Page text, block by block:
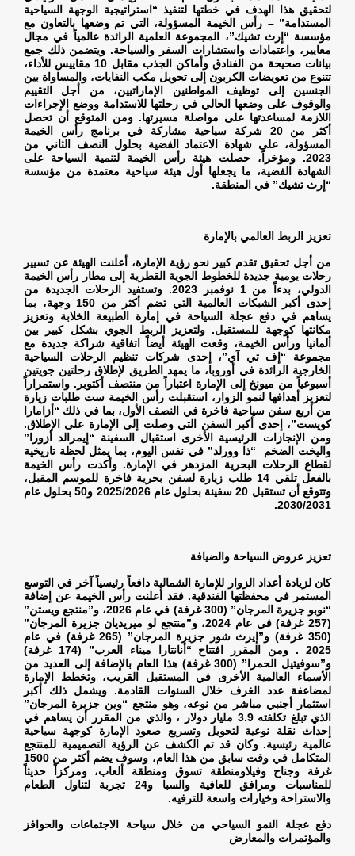
لتحقيق هذا الهدف في خطتها لتنفيذ “استراتيجية الوجهة السياحية
المستدامة” – رأس الخيمة المسؤولة، التي تم وضعها بالتعاون مع
مؤسسة “إرث تشيك”، المجموعة العلمية الرائدة عالمياً في مجال
معايير، واعتمادات واستشارات السفر والسياحة. ويتضمن ذلك جمع
بيانات صحيحة من الفنادق وأماكن الجذب مقابل 10 مقاييس للأداء،
تتنوع من تعويضات الكربون إلى تحويل مكب النفايات، والمساواة بين
الجنسين إلى توظيف المواطنين الإماراتيين، من أجل التقييم
والوقوف على وضعها الحالي في رحلتها للاستدامة ووضع الإجراءات
اللازمة لمساعدتها على مواصلة مسيرتها. ومن المتوقع أن تحصل
أكثر من 20 شركة سياحية مشاركة في برنامج رأس الخيمة
المسؤولة، على شهادة الاعتماد الفضية بحلول النصف الثاني من
2023. ومؤخراً، حصلت هيئة رأس الخيمة لتنمية السياحة على
الشهادة الفضية، ما يجعلها أول هيئة سياحية معتمدة من مؤسسة
“إرث تشيك” في المنطقة.
تعزيز الربط العالمي بالإمارة
من أجل تحقيق تقدم كبير نحو رؤية الإمارة، أعلنت الهيئة عن تسيير
رحلات يومية جديدة للخطوط الجوية القطرية إلى مطار رأس الخيمة
الدولي، بدءاً من 1 نوفمبر 2023. وتستفيد الرحلات الجديدة من
إحدى أكبر الشبكات العالمية التي تضم أكثر من 150 وجهة، بما
يساهم في دفع عجلة السياحة في إمارة الطبيعة الخلابة وتعزيز
مكانتها كوجهة للمستقبل. ولتعزيز الربط الجوي بشكل كبير بين
ألمانيا ورأس الخيمة، وقعت الهيئة أيضاً اتفاقية شراكة جديدة مع
مجموعة “إف تي آي”، إحدى شركات تنظيم الرحلات السياحية
الخارجية الرائدة في أوروبا، ما يمهد الطريق لإطلاق رحلتين جويتين
أسبوعياً من ميونخ إلى الإمارة اعتباراً من منتصف أكتوبر. واستمراراً
لتعزيز أهدافها لنمو الزوار، استقبلت رأس الخيمة ست طلبات زيارة
من أربع سفن سياحية فاخرة في النصف الأول، بما في ذلك “أزامارا
كويست”، إحدى أكبر السفن التي وصلت إلى الإمارة على الإطلاق.
ومن الإنجازات الرئيسية الأخرى استقبال السفينة “إيمرالد أزورا”
واليخت الضخم “ذا وورلد” في نفس اليوم، بما يمثل لحظة تاريخية
لقطاع الرحلات البحرية المزدهر في الإمارة. وأكدت رأس الخيمة
بالفعل تلقي 14 طلب زيارة لسفن بحرية فاخرة للموسم المقبل،
وتتوقع أن تستقبل 20 سفينة بحلول عام 2025/2026 و50 بحلول عام
2030/2031
.
تعزيز عروض السياحة والضيافة
كان لزيادة أعداد الزوار للإمارة الشمالية دافعاً رئيسياً آخر في التوسع
المستمر في محفظتها الفندقية. فقد أعلنت رأس الخيمة عن إضافة
“نوبو جزيرة المرجان” (300 غرفة) في عام 2026، و”منتجع ويستن”
(257 غرفة) في عام 2024، و”منتجع لو ميريديان جزيرة المرجان”
(350 غرفة) و”إيرث شور جزيرة المرجان” (265 غرفة) في عام
2025 . ومن المقرر افتتاح “أنانتارا ميناء العرب” (174 غرفة)
و”سوفيتيل الحمرا” (300 غرفة) هذا العام بالإضافة إلى العديد من
الأسماء العالمية الأخرى في المستقبل القريب، وتخطط الإمارة
لمضاعفة عدد الغرف خلال السنوات القادمة. ويشمل ذلك أكبر
استثمار أجنبي مباشر من نوعه، وهو منتجع “وين جزيرة المرجان”
الذي تبلغ تكلفته 3.9 مليار دولار ، والذي من المقرر أن يساهم في
إحداث نقلة نوعية لتحويل وتسريع صعود الإمارة كوجهة سياحية
عالمية رئيسية. وكان قد تم الكشف عن الرؤية التصميمية للمنتجع
المتكامل في وقت سابق من هذا العام، وسوف يضم أكثر من 1500
غرفة وجناح وفيلاومنطقة تسوق ومنطقة ألعاب، ومركزاً حديثاً
للمناسبات ومرافق للعافية والسبا و24 تجربة لتناول الطعام
والاستراحة وخيارات واسعة للترفيه.
دفع عجلة النمو السياحي من خلال سياحة الاجتماعات والحوافز
والمؤتمرات والمعارض